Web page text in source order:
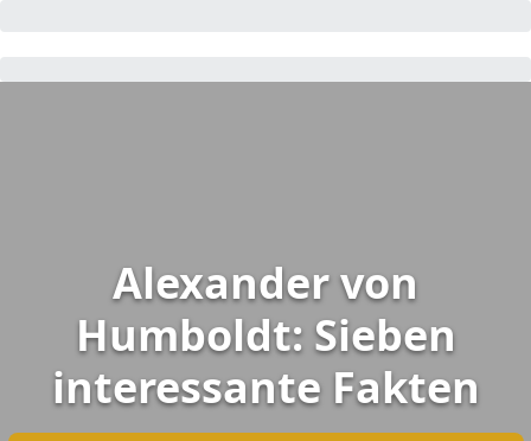
Alexander von
Humboldt: Sieben
interessante Fakten